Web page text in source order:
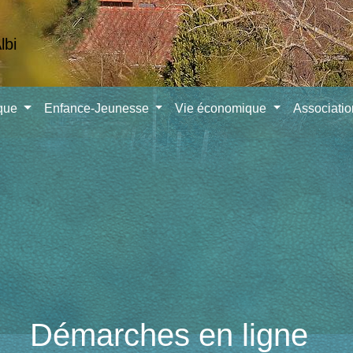
Enfance-Jeunesse Vie économique
Démarches en ligne